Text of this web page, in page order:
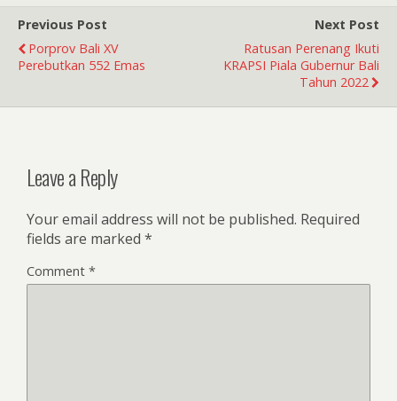
Previous Post
Porprov Bali XV
Perebutkan 552 Emas
Next Post
Ratusan Perenang Ikuti
KRAPSI Piala Gubernur Bali
Tahun 2022
Leave a Reply
Your email address will not be published. Required
fields are marked *
Comment *